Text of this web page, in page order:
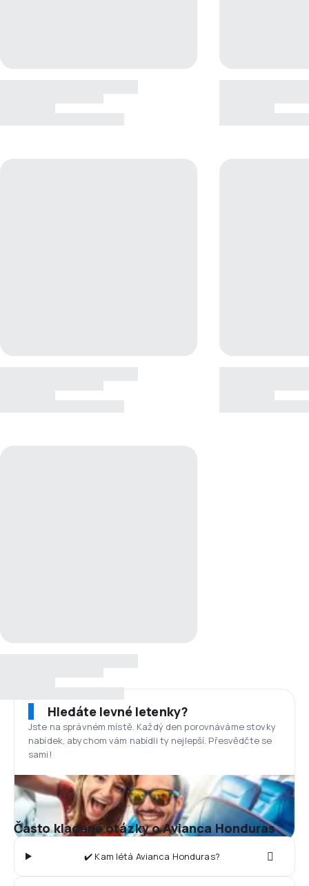
Hledáte levné letenky?
Jste na správném místě. Každý den porovnáváme stovky
nabídek, abychom vám nabídli ty nejlepší. Přesvědčte se
sami!
Často kladené otázky o Avianca Honduras
✔️ Kam létá Avianca Honduras?